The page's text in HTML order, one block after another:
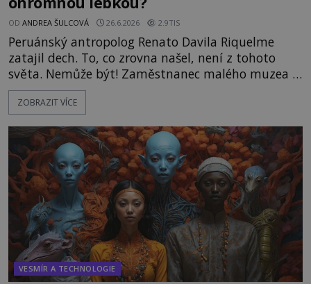
OD ANDREA ŠULCOVÁ 26.6.2026 2.9TIS
Peruánský antropolog Renato Davila Riquelme
zatajil dech. To, co zrovna našel, není z tohoto
světa. Nemůže být! Zaměstnanec malého muzea v
peruánském městečku Andahuaylillas nedaleko
legendárního Cuzca pomalu sestupuje z posvátné
Právě nalezl ostatky dvou mimozemšťanů! Vědci
nad nálezem kroutí hlavou. Už na
ZOBRAZIT VÍCE
VESMÍR A TECHNOLOGIE